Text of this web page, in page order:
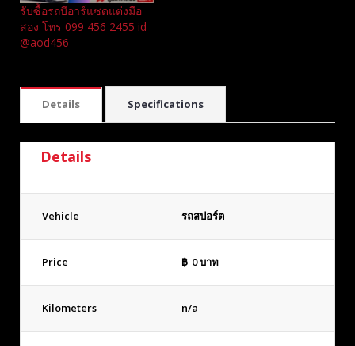
รับซื้อรถบีอาร์แซดแต่งมือ
สอง โทร 099 456 2455 id
@aod456
Details Specifications
Details
Vehicle รถสปอร์ต
Price ฿ 0บาท
Kilometers n/a